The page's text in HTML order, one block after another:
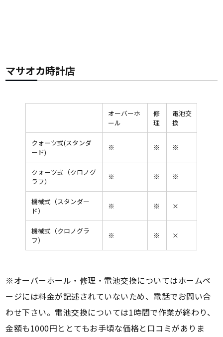
マサオカ時計店
オーバーホ
ール
修
理
電池交
換
クォーツ式(スタンダ
ード)
※ ※ ※
クォーツ式（クロノグ
ラフ）
※ ※ ※
機械式（スタンダー
ド）
※ ※ ×
機械式（クロノグラ
フ）
※ ※ ×
※オーバーホール・修理・電池交換についてはホームペ
ージには料金が記述されていないため、電話でお問い合
わせ下さい。電池交換については1時間で作業が終わり、
金額も1000円ととてもお手頃な価格と口コミがありま